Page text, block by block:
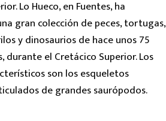
Lo Hueco, en Fuentes, ha
gran colección de peces, tortugas,
y dinosaurios de hace unos 75
durante el Cretácico Superior. Los
son los esqueletos
de grandes saurópodos.